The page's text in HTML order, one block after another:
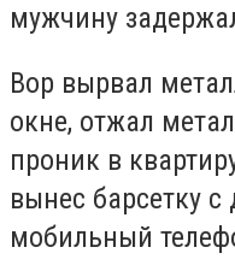
мужчину
Вор вырвал
окне, отжал
проник в
вынес барсетку
мобильный